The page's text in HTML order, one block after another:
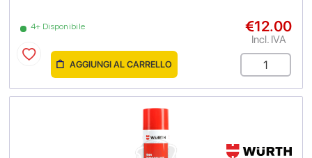
4+ Disponibile €12.00
Incl. IVA
AGGIUNGI AL CARRELLO